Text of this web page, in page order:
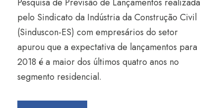
pelo Sindicato da Indústria da Construção Civil
(Sinduscon-ES) com empresários do setor
apurou que a expectativa de lançamentos para
2018 é a maior dos últimos quatro anos no
segmento residencial.